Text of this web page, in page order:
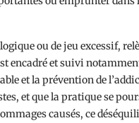
ou de jeu excessif,
encadré et suivi
et la prévention de
et que la pratique se
causés, ce